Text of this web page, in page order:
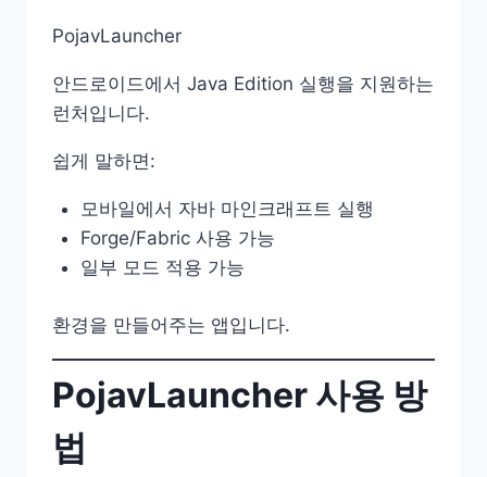
PojavLauncher
안드로이드에서 Java Edition 실행을 지원하는
런처입니다.
쉽게 말하면:
모바일에서 자바 마인크래프트 실행
Forge/Fabric 사용 가능
일부 모드 적용 가능
환경을 만들어주는 앱입니다.
PojavLauncher 사용 방
법